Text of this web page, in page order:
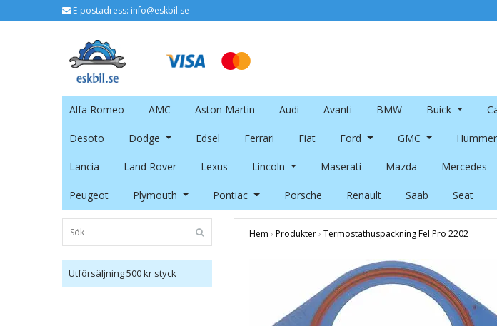
E-postadress: info@eskbil.se
Alfa Romeo AMC Aston Martin Audi Avanti BMW Buick
Desoto Dodge Edsel Ferrari Fiat Ford GMC Hummer
Lancia Land Rover Lexus Lincoln Maserati Mazda Mercedes
Peugeot Plymouth Pontiac Porsche Renault Saab Seat
Utförsäljning 500 kr styck
Hem › Produkter› Termostathuspackning Fel Pro 2202